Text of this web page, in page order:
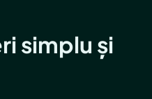
simplu și